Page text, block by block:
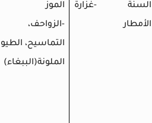
السنة
-غزارة
الأمطار
الموز
-الزواحف،
التماسيح،
الملونة(الببغاء)